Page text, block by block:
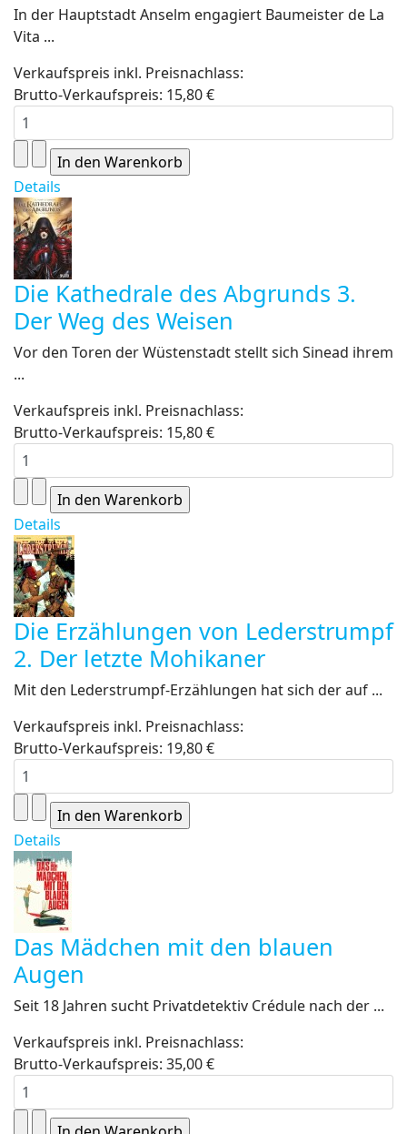
In der Hauptstadt Anselm engagiert Baumeister de La
Vita ...
Verkaufspreis inkl. Preisnachlass:
Brutto-Verkaufspreis: 15,80 €
Details
Die Kathedrale des Abgrunds 3.
Der Weg des Weisen
Vor den Toren der Wüstenstadt stellt sich Sinead ihrem
...
Verkaufspreis inkl. Preisnachlass:
Brutto-Verkaufspreis: 15,80 €
Details
Die Erzählungen von Lederstrumpf
2. Der letzte Mohikaner
Mit den Lederstrumpf-Erzählungen hat sich der auf ...
Verkaufspreis inkl. Preisnachlass:
Brutto-Verkaufspreis: 19,80 €
Details
Das Mädchen mit den blauen
Augen
Seit 18 Jahren sucht Privatdetektiv Crédule nach der ...
Verkaufspreis inkl. Preisnachlass:
Brutto-Verkaufspreis: 35,00 €